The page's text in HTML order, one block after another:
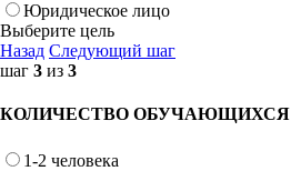
Юридическое лицо
Выберите цель
Назад Следующий шаг
шаг 3 из 3
КОЛИЧЕСТВО ОБУЧАЮЩИХСЯ
1-2 человека